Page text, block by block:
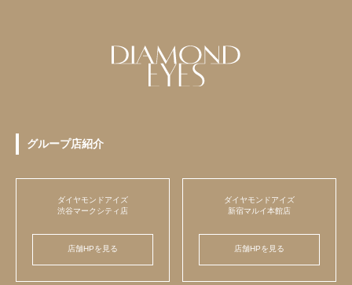
グループ店紹介
ダイヤモンドアイズ
渋谷マークシティ店
店舗HPを見る
ダイヤモンドアイズ
新宿マルイ本館店
店舗HPを見る